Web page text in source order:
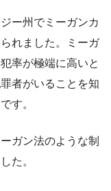
ー州でミーガンカ
れました。ミーガ
率が極端に高いと
者がいることを知
す。
ガン法のような制
た。